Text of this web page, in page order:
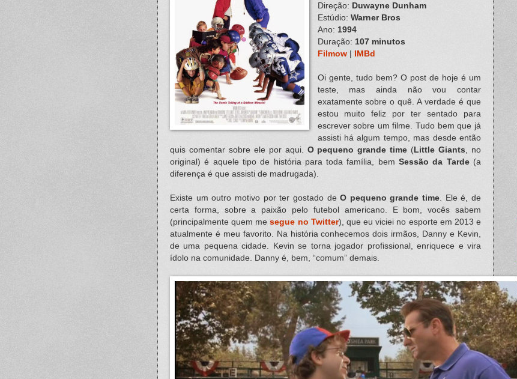
Direção: Duwayne Dunham
Estúdio: Warner Bros
Ano: 1994
Duração: 107 minutos
Filmow| IMBd
Oi gente, tudo bem? O post de hoje é um
teste, mas ainda não vou contar
exatamente sobre o quê. A verdade é que
estou muito feliz por ter sentado para
escrever sobre um filme. Tudo bem que já
assisti há algum tempo, mas desde então
quis comentar sobre ele por aqui. O pequeno grande time ( Little Giants , no
original) é aquele tipo de história para toda família, bemSessão da Tarde(a
diferença é que assisti de madrugada).
Existe um outro motivo por ter gostado deO pequeno grande time . Ele é, de
certa forma, sobre a paixão pelo futebol americano. E bom, vocês sabem
(principalmente quem mesegue no Twitter), que eu viciei no esporte em 2013 e
atualmente é meu favorito. Na história conhecemos dois irmãos, Danny e Kevin,
de uma pequena cidade. Kevin se torna jogador profissional, enriquece e vira
ídolo na comunidade. Danny é, bem, “comum” demais.